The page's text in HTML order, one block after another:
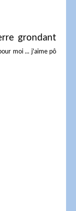
grondant
moi ... j'aime pô